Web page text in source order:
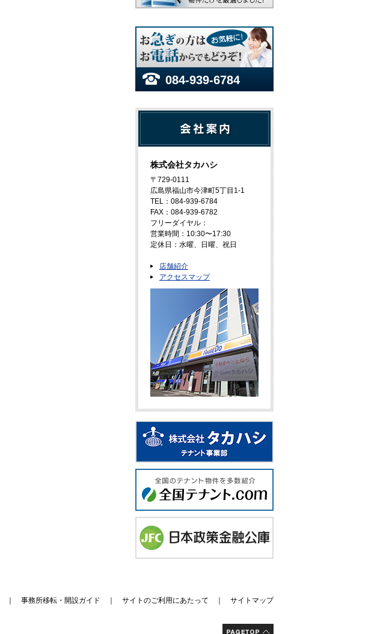
084-939-6784
株式会社タカハシ
〒729-0111
広島県福山市今津町5丁目1-1
TEL：084-939-6784
FAX：084-939-6782
フリーダイヤル：
営業時間：10:30〜17:30
定休日：水曜、日曜、祝日
店舗紹介
アクセスマップ
事務所移転・開設ガイド サイトのご利用にあたって サイトマップ